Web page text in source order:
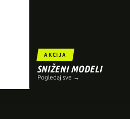
AKCIJA
SNIŽENI MODELI
Pogledaj sve →